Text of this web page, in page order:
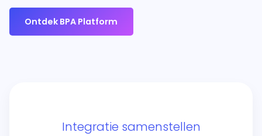
Ontdek BPA Platform
Integratie samenstellen